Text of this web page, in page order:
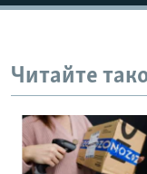
Читайте